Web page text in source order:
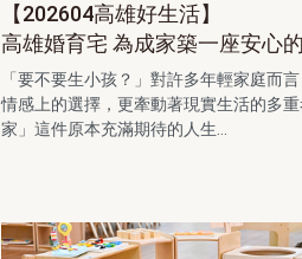
【202604高雄好生活】
高雄婚育宅 為成家築一座安心
「要不要生小孩？」對許多年輕家庭而
情感上的選擇，更牽動著現實生活的多
家」這件原本充滿期待的人生...